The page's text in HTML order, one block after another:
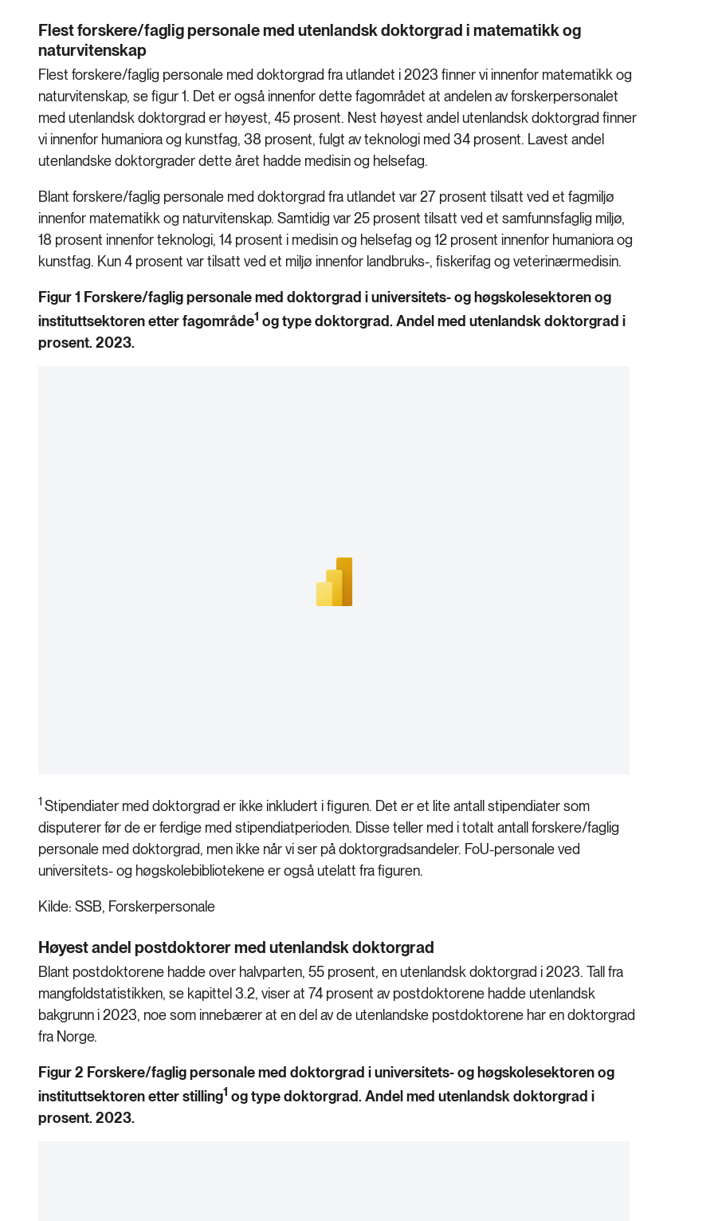
Flest forskere/faglig personale med utenlandsk doktorgrad i matematikk og
naturvitenskap
Flest forskere/faglig personale med doktorgrad fra utlandet i 2023 finner vi innenfor matematikk og
naturvitenskap, se figur 1. Det er også innenfor dette fagområdet at andelen av forskerpersonalet
med utenlandsk doktorgrad er høyest, 45 prosent. Nest høyest andel utenlandsk doktorgrad finner
vi innenfor humaniora og kunstfag, 38 prosent, fulgt av teknologi med 34 prosent. Lavest andel
utenlandske doktorgrader dette året hadde medisin og helsefag.
Blant forskere/faglig personale med doktorgrad fra utlandet var 27 prosent tilsatt ved et fagmiljø
innenfor matematikk og naturvitenskap. Samtidig var 25 prosent tilsatt ved et samfunnsfaglig miljø,
18 prosent innenfor teknologi, 14 prosent i medisin og helsefag og 12 prosent innenfor humaniora og
kunstfag. Kun 4 prosent var tilsatt ved et miljø innenfor landbruks-, fiskerifag og veterinærmedisin.
Figur1 Forskere/faglig personale med doktorgrad i universitets- og høgskolesektoren og
instituttsektoren etter fagområde1 og type doktorgrad. Andel med utenlandsk doktorgrad i
prosent. 2023.
1 Stipendiater med doktorgrad er ikke inkludert i figuren. Det er et lite antall stipendiater som
disputerer før de er ferdige med stipendiatperioden. Disse teller med i totalt antall forskere/faglig
personale med doktorgrad, men ikke når vi ser på doktorgradsandeler. FoU-personale ved
universitets- og høgskolebibliotekene er også utelatt fra figuren.
Kilde: SSB, Forskerpersonale
Høyest andel postdoktorer med utenlandsk doktorgrad
Blant postdoktorene hadde over halvparten, 55 prosent, en utenlandsk doktorgrad i 2023. Tall fra
mangfoldstatistikken, se kapittel 3.2, viser at 74 prosent av postdoktorene hadde utenlandsk
bakgrunn i 2023, noe som innebærer at en del av de utenlandske postdoktorene har en doktorgrad
fra Norge.
Figur2 Forskere/faglig personale med doktorgrad i universitets- og høgskolesektoren og
instituttsektoren etter stilling1 og type doktorgrad. Andel med utenlandsk doktorgrad i
prosent. 2023.